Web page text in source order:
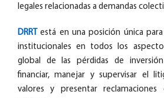
legales relacionadas a demandas
DRRT
está en una posición única
institucionales en todos los
global de las pérdidas de inversión
financiar, manejar y supervisar el
valores y presentar reclamaciones